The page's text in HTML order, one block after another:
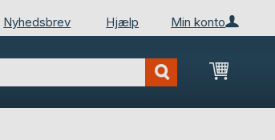
Min konto
Nyhedsbrev Hjælp
Min